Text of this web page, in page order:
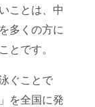
ことは、中
多くの方に
とです。
ぐことで
を全国に発